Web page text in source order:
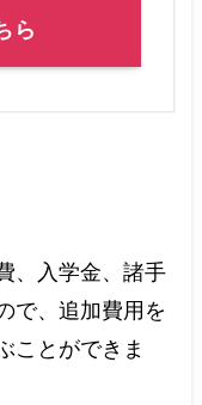
ら
、入学金、諸手
で、追加費用を
ことができま